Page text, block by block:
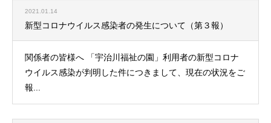
2021.01.14
新型コロナウイルス感染者の発生について（第３報）
関係者の皆様へ 「宇治川福祉の園」利用者の新型コロナ
ウイルス感染が判明した件につきまして、現在の状況をご
報...